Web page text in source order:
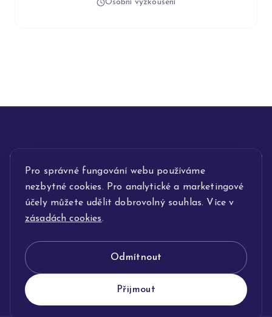
Pro správné fungování webu používáme
nezbytné cookies. Pro analytické a marketingové
účely můžete udělit dobrovolný souhlas. Více v
zásadách cookies.
Odmítnout
Přijmout
Osobní vyzkoušení
INFORMACE
POPIS SLUŽEB
KLENOTNICTVÍ JOLLEO